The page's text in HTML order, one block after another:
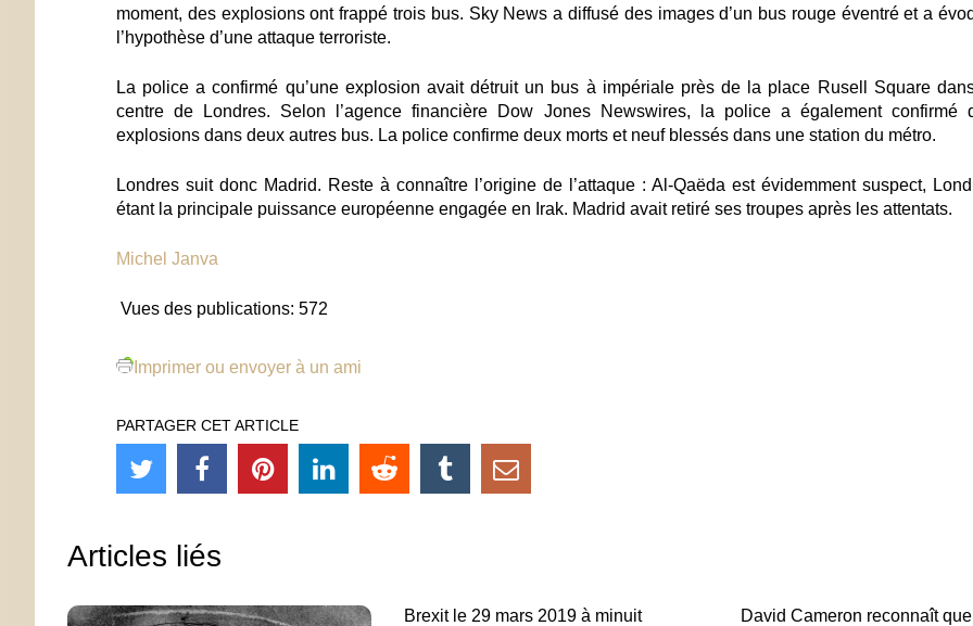
moment, des explosions ont frappé trois bus. Sky News a diffusé des images d’un bus rouge éventré et a
l’hypothèse d’une attaque terroriste.
La police a confirmé qu’une explosion avait détruit un bus à impériale près de la place Rusell Square
centre de Londres. Selon l’agence financière Dow Jones Newswires, la police a également confirmé
explosions dans deux autres bus. La police confirme deux morts et neuf blessés dans une station du métro.
Londres suit donc Madrid. Reste à connaître l’origine de l’attaque : Al-Qaëda est évidemment suspect,
étant la principale puissance européenne engagée en Irak. Madrid avait retiré ses troupes après les attentats.
Michel Janva
Vues des publications: 572
Imprimer ou envoyer à un ami
PARTAGER CET ARTICLE
Articles liés
Brexit le 29 mars 2019 à minuit
David Cameron reconnaît